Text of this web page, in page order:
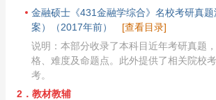
金融硕士《431金融学综合》名校考研真
案）（2017年前）
[查看目录]
说明：本部分收录了本科目近年考研真题
格、难度及命题点。此外提供了相关院校
考。
2．教材教辅